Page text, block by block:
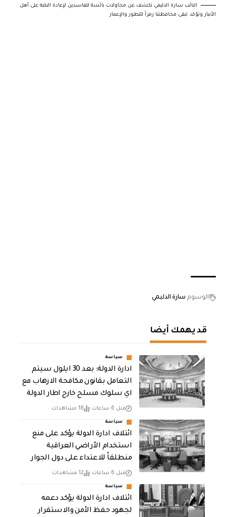
النائب سارة الدليمي تكشف عن محاولات بائسة للفاسدين لإعادة النكبة على أهل
الأنبار وتؤكد: تبقى محافظتنا رمزاً للتطور والإعمار
الوسوم سارة الدليمي
قد يهمك أيضا
سياسة
ادارة الدولة: بعد 30 ايلول سيتم
التعامل بقانون مكافحة الارهاب مع
اي سلوك مسلح خارج اطار الدولة
قبل 6 ساعات 18 مشاهدات
سياسة
ائتلاف ادارة الدولة يؤكد على منع
استخدام الأراضي العراقية
منطلقاً للاعتداء على دول الجوار
قبل 6 ساعات 12 مشاهدات
سياسة
ائتلاف ادارة الدولة يؤكد دعمه
لجهود حفظ الأمن والاستقرار